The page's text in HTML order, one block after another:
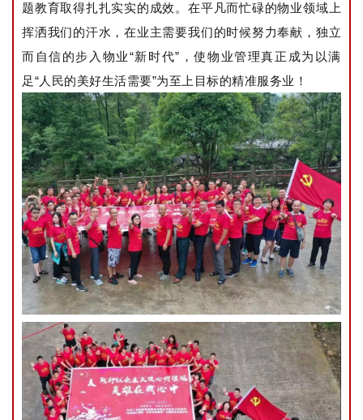
题教育取得扎扎实实的成效。在平凡而忙碌的物业领域上
挥洒我们的汗水，在业主需要我们的时候努力奉献，独立
而自信的步入物业“新时代”，使物业管理真正成为以满
足“人民的美好生活需要”为至上目标的精准服务业！